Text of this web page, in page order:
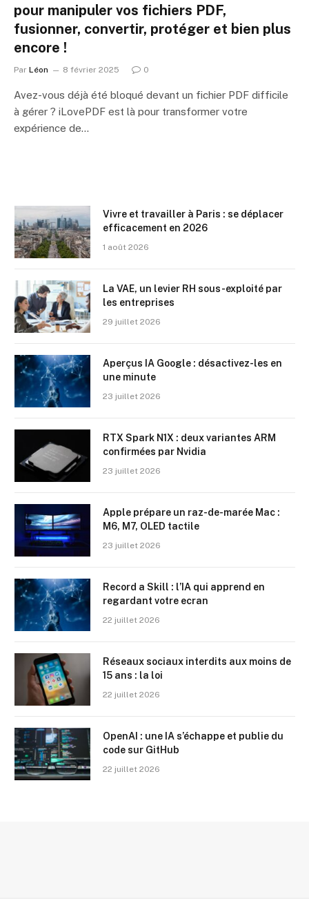
pour manipuler vos fichiers PDF,
fusionner, convertir, protéger et bien plus
encore !
Par Léon 8 février 2025 0
Avez-vous déjà été bloqué devant un fichier PDF difficile
à gérer ? iLovePDF est là pour transformer votre
expérience de…
Vivre et travailler à Paris : se déplacer
efficacement en 2026
1 août 2026
La VAE, un levier RH sous-exploité par
les entreprises
29 juillet 2026
Aperçus IA Google : désactivez-les en
une minute
23 juillet 2026
RTX Spark N1X : deux variantes ARM
confirmées par Nvidia
23 juillet 2026
Apple prépare un raz-de-marée Mac :
M6, M7, OLED tactile
23 juillet 2026
Record a Skill : l’IA qui apprend en
regardant votre ecran
22 juillet 2026
Réseaux sociaux interdits aux moins de
15 ans : la loi
22 juillet 2026
OpenAI : une IA s’échappe et publie du
code sur GitHub
22 juillet 2026